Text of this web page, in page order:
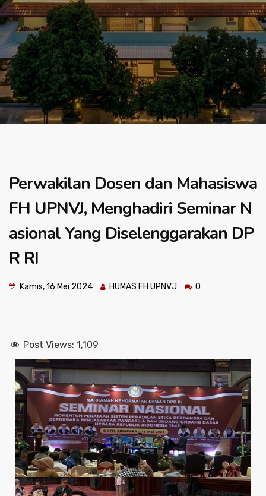
Perwakilan Dosen dan Mahasiswa
FH UPNVJ, Menghadiri Seminar N
asional Yang Diselenggarakan DP
R RI
Kamis, 16 Mei 2024 HUMAS FH UPNVJ 0
Post Views: 1,109